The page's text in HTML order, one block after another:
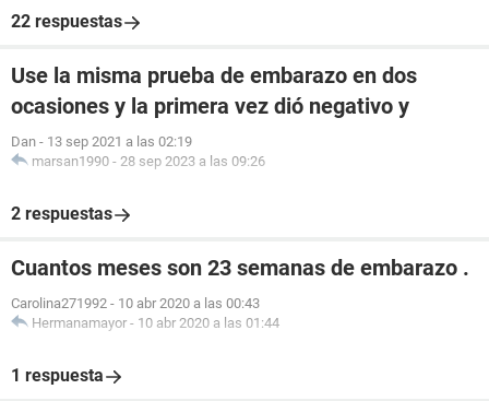
22 respuestas
Use la misma prueba de embarazo en dos
ocasiones y la primera vez dió negativo y
Dan - 13 sep 2021 a las 02:19
marsan1990 - 28 sep 2023 a las 09:26
2 respuestas
Cuantos meses son 23 semanas de embarazo .
Carolina271992 - 10 abr 2020 a las 00:43
Hermanamayor - 10 abr 2020 a las 01:44
1 respuesta